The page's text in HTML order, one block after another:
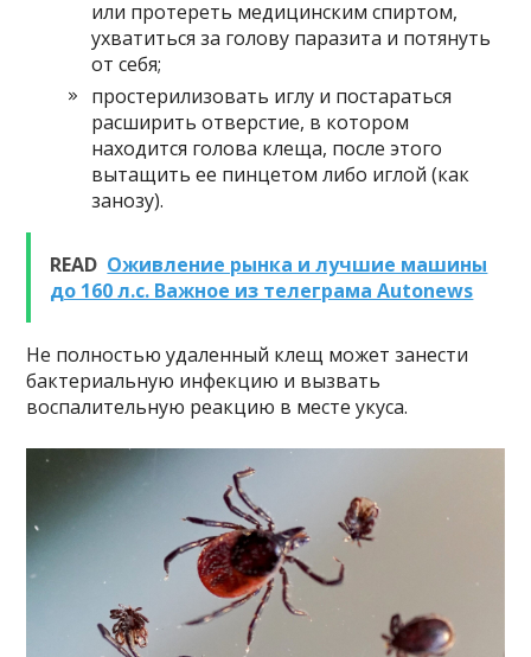
или протереть медицинским спиртом,
ухватиться за голову паразита и потянуть
от себя;
простерилизовать иглу и постараться
расширить отверстие, в котором
находится голова клеща, после этого
вытащить ее пинцетом либо иглой (как
занозу).
READ Оживление рынка и лучшие машины
до 160 л.с. Важное из телеграма Autonews
Не полностью удаленный клещ может занести
бактериальную инфекцию и вызвать
воспалительную реакцию в месте укуса.